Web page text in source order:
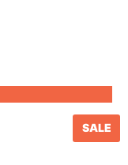
SALE